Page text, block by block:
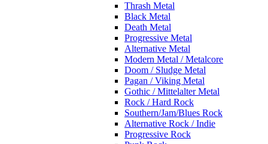
Thrash Metal
Black Metal
Death Metal
Progressive Metal
Alternative Metal
Modern Metal / Metalcore
Doom / Sludge Metal
Pagan / Viking Metal
Gothic / Mittelalter Metal
Rock / Hard Rock
Southern/Jam/Blues Rock
Alternative Rock / Indie
Progressive Rock